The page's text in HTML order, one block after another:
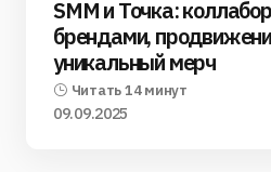
SMM и Точка:
брендами,
уникальный мерч
Читать 14 минут
09.09.2025